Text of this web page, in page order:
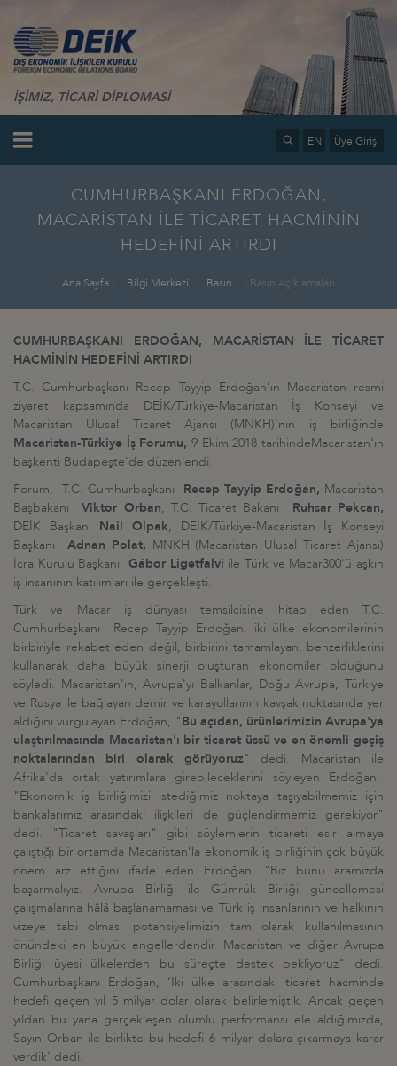
İŞİMİZ, TİCARİ DİPLOMASİ
EN Üye Girişi
CUMHURBAŞKANI ERDOĞAN,
MACARİSTAN İLE TİCARET HACMİNİN
HEDEFİNİ ARTIRDI
Ana Sayfa Bilgi Merkezi Basın Basın Açıklamaları
CUMHURBAŞKANI ERDOĞAN, MACARİSTAN İLE TİCARET
HACMİNİN HEDEFİNİ ARTIRDI
T.C. Cumhurbaşkanı Recep Tayyip Erdoğan'ın Macaristan resmi
ziyaret kapsamında DEİK/Türkiye-Macaristan İş Konseyi ve
Macaristan Ulusal Ticaret Ajansı (MNKH)'nın iş birliğinde
Macaristan-Türkiye İş Forumu, 9 Ekim 2018 tarihindeMacaristan'ın
başkenti Budapeşte'de düzenlendi.
Forum, T.C. Cumhurbaşkanı Recep Tayyip Erdoğan, Macaristan
BaşbakanıViktor Orban, T.C. Ticaret Bakanı Ruhsar Pekcan,
DEİK Başkanı Nail Olpak, DEİK/Türkiye-Macaristan İş Konseyi
Başkanı Adnan Polat, MNKH (Macaristan Ulusal Ticaret Ajansı)
İcra Kurulu Başkanı Gábor Ligetfalvi ile Türk ve Macar300'ü aşkın
iş insanının katılımları ile gerçekleşti.
Türk ve Macar iş dünyası temsilcisine hitap eden T.C.
Cumhurbaşkanı Recep Tayyip Erdoğan, iki ülke ekonomilerinin
birbiriyle rekabet eden değil, birbirini tamamlayan, benzerliklerini
kullanarak daha büyük sinerji oluşturan ekonomiler olduğunu
söyledi. Macaristan'ın, Avrupa'yı Balkanlar, Doğu Avrupa, Türkiye
ve Rusya ile bağlayan demir ve karayollarının kavşak noktasında yer
aldığını vurgulayan Erdoğan, "Bu açıdan, ürünlerimizin Avrupa'ya
ulaştırılmasında Macaristan'ı bir ticaret üssü ve en önemli geçiş
noktalarından biri olarak görüyoruz" dedi. Macaristan ile
Afrika'da ortak yatırımlara girebileceklerini söyleyen Erdoğan,
"Ekonomik iş birliğimizi istediğimiz noktaya taşıyabilmemiz için
bankalarımız arasındaki ilişkileri de güçlendirmemiz gerekiyor"
dedi. "Ticaret savaşları" gibi söylemlerin ticareti esir almaya
çalıştığı bir ortamda Macaristan'la ekonomik iş birliğinin çok büyük
önem arz ettiğini ifade eden Erdoğan, "Biz bunu aramızda
başarmalıyız. Avrupa Birliği ile Gümrük Birliği güncellemesi
çalışmalarına hâlâ başlanamaması ve Türk iş insanlarının ve halkının
vizeye tabi olması potansiyelimizin tam olarak kullanılmasının
önündeki en büyük engellerdendir. Macaristan ve diğer Avrupa
Birliği üyesi ülkelerden bu süreçte destek bekliyoruz" dedi.
Cumhurbaşkanı Erdoğan, ‘İki ülke arasındaki ticaret hacminde
hedefi geçen yıl 5 milyar dolar olarak belirlemiştik. Ancak geçen
yıldan bu yana gerçekleşen olumlu performansı ele aldığımızda,
Sayın Orban ile birlikte bu hedefi 6 milyar dolara çıkarmaya karar
verdik' dedi.